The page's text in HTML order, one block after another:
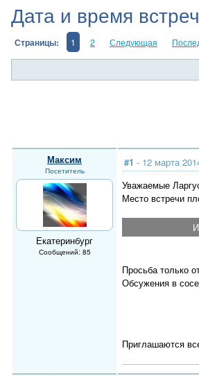
Дата и время
Страницы: 1 2 Следующая
Максим
Посетитель
Екатеринбург
Сообщений: 85
#1 - 12 марта
Уважаемые
Место встречи
Просьба только
Обсужения в
Приглашаются